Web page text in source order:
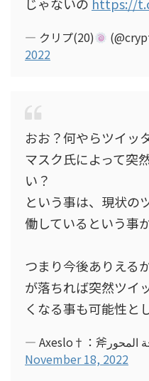
— クリプ(20)
2022
おお？何やらツイッ
マスク氏によって突
い？
という事は、現状の
働しているという事
つまり今後ありえる
が落ちれば突然ツイ
くなる事も可能性と
November 18, 2022